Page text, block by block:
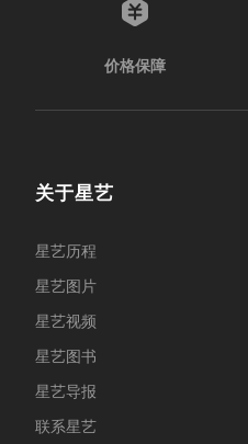
价格保障
关于星艺
星艺历程
星艺图片
星艺视频
星艺图书
星艺导报
联系星艺